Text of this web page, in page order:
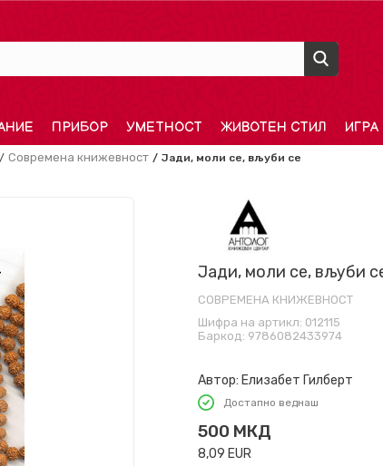
ПРИБОР УМЕТНОСТ ЖИВОТЕН СТИЛ ИГРА
Современа книжевност Јади, моли се, вљуби се
Јади, моли се, вљуби
СОВРЕМЕНА КНИЖЕВНОСТ
Шифра на артикл: 012115
Баркод: 9786082433974
Автор: Елизабет Гилберт
Достапно веднаш
500 МКД
8,09 EUR